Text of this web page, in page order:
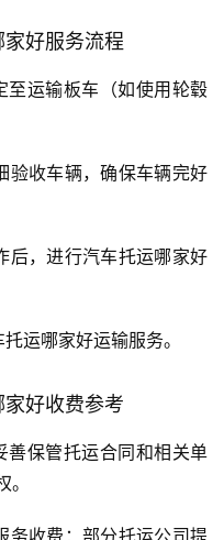
好服务流程
至运输板车（如使用轮毂
验收车辆，确保车辆完好
后，进行汽车托运哪家好
运哪家好运输服务。
好收费参考
善保管托运合同和相关单